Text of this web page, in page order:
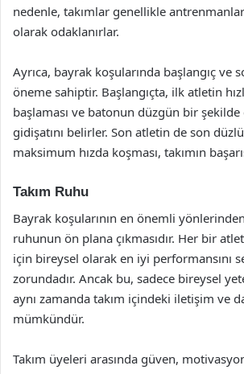
nedenle, takımlar genellikle
olarak odaklanırlar.
Ayrıca, bayrak koşularında başlangıç ve
öneme sahiptir. Başlangıçta, ilk atletin
başlaması ve batonun düzgün bir şekilde
gidişatını belirler. Son atletin de son
maksimum hızda koşması, takımın
Takım Ruhu
Bayrak koşularının en önemli
ruhunun ön plana çıkmasıdır. Her bir
için bireysel olarak en iyi performansını
zorundadır. Ancak bu, sadece bireysel
aynı zamanda takım içindeki iletişim ve
mümkündür.
Takım üyeleri arasında güven,